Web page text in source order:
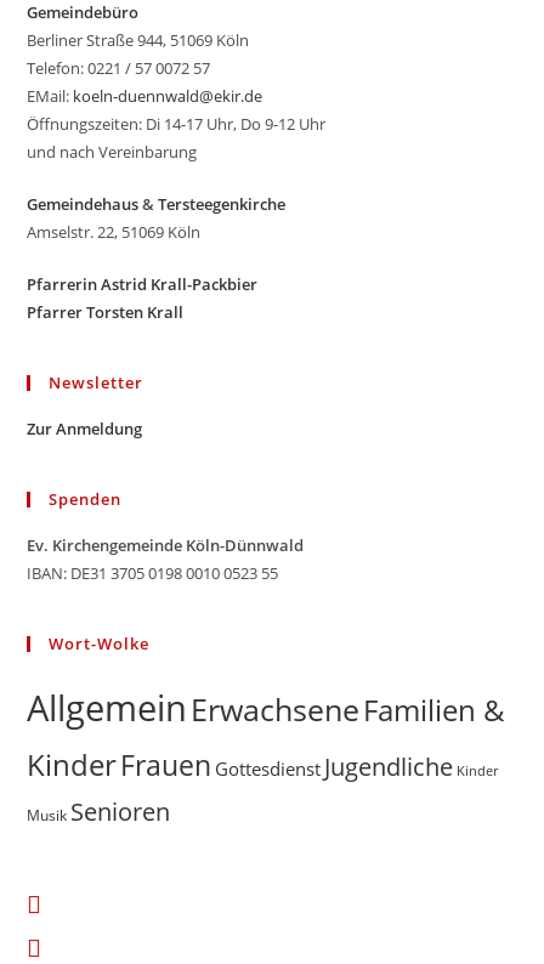
Gemeindebüro
Berliner Straße 944, 51069 Köln
Telefon: 0221 / 57 0072 57
EMail: koeln-duennwald@ekir.de
Öffnungszeiten: Di 14-17 Uhr, Do 9-12 Uhr
und nach Vereinbarung
Gemeindehaus&Tersteegenkirche
Amselstr. 22, 51069 Köln
Pfarrerin Astrid Krall-Packbier
Pfarrer Torsten Krall
Newsletter
Zur Anmeldung
Spenden
Ev. Kirchengemeinde Köln-Dünnwald
IBAN: DE31 3705 0198 0010 0523 55
Wort-Wolke
Allgemein ErwachseneFamilien &
KinderFrauen Gottesdienst Jugendliche Kinder
Musik Senioren